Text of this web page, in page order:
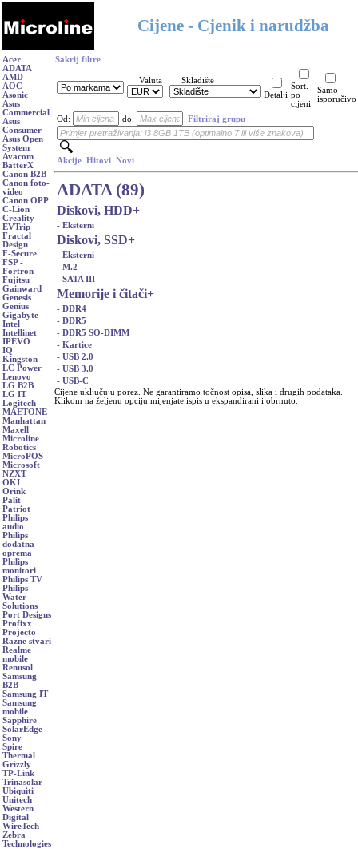
Cijene - Cjenik i narudžba
Acer
ADATA
AMD
AOC
Asonic
Asus
Commercial
Asus
Consumer
Asus Open
System
Avacom
BatterX
Canon B2B
Canon foto-
video
Canon OPP
C-Lion
Creality
EVTrip
Fractal
Design
F-Secure
FSP -
Fortron
Fujitsu
Gainward
Genesis
Genius
Gigabyte
Intel
Intellinet
IPEVO
IQ
Kingston
LC Power
Lenovo
LG B2B
LG IT
Logitech
MAETONE
Manhattan
Maxell
Microline
Robotics
MicroPOS
Microsoft
NZXT
OKI
Orink
Palit
Patriot
Philips
audio
Philips
dodatna
oprema
Philips
monitori
Philips TV
Philips
Water
Solutions
Port Designs
Profixx
Projecto
Razne stvari
Realme
mobile
Renusol
Samsung
B2B
Samsung IT
Samsung
mobile
Sapphire
SolarEdge
Sony
Spire
Thermal
Grizzly
TP-Link
Trinasolar
Ubiquiti
Unitech
Western
Digital
WireTech
Zebra
Technologies
Sakrij filtre
Valuta
Skladište
Detalji
Sort.
po
cijeni
Samo
isporučivo
Od: do: Filtriraj grupu
Akcije Hitovi Novi
ADATA (89)
Diskovi, HDD+
- Eksterni
Diskovi, SSD+
- Eksterni
- M.2
- SATA III
Memorije i čitači+
- DDR4
- DDR5
- DDR5 SO-DIMM
- Kartice
- USB 2.0
- USB 3.0
- USB-C
Cijene uključuju porez. Ne garantiramo točnost opisa, slika i drugih podataka.
Klikom na željenu opciju mijenjate ispis u ekspandirani i obrnuto.